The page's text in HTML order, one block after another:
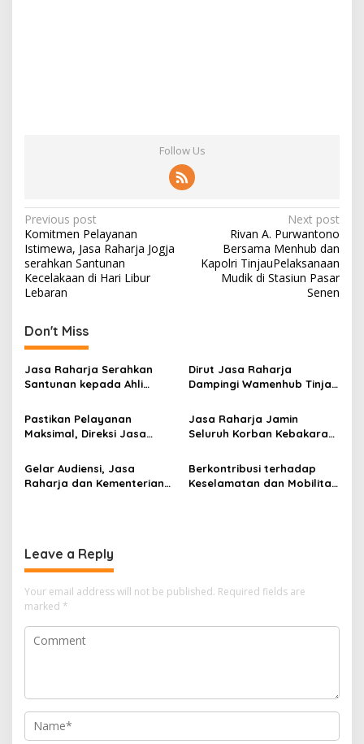
Follow Us
Post
navigation
Previous post
Komitmen Pelayanan
Istimewa, Jasa Raharja Jogja
serahkan Santunan
Kecelakaan di Hari Libur
Lebaran
Next post
Rivan A. Purwantono
Bersama Menhub dan
Kapolri TinjauPelaksanaan
Mudik di Stasiun Pasar
Senen
Don't Miss
Jasa Raharja Serahkan
Santunan kepada Ahli
KM Mutiara Sentosa II
Dirut Jasa Raharja
Dampingi Wamenhub Tinjau
Mutiara Sentosa II di RS
PHC Surabaya
Pastikan Pelayanan
Maksimal, Direksi Jasa
Kebakaran KM Mutiara
Sentosa II
Jasa Raharja Jamin
Seluruh Korban Kebakaran
Perairan Sumenep
Gelar Audiensi, Jasa
Raharja dan Kementerian
Berkontribusi terhadap
Keselamatan dan Mobilitas
Leave a Reply
Your email address will not be published. Required fields are
marked *